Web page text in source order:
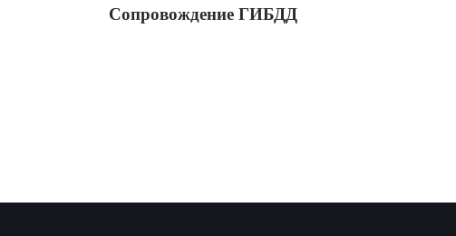
Сопровождение ГИБДД